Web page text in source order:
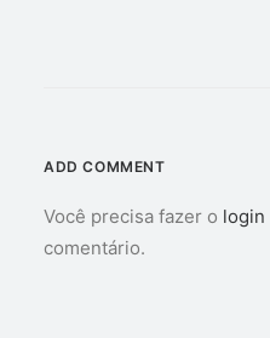
ADD COMMENT
Você precisa fazer o login
comentário.